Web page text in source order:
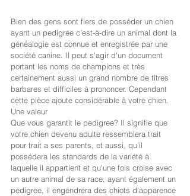
Bien des gens sont fiers de posséder un chien
ayant un pedigree c'est-à-dire un animal dont la
généalogie est connue et enregistrée par une
société canine. Il peut s'agir d'un document
portant les noms de champions et très
certainement aussi un grand nombre de titres
barbares et difficiles à prononcer. Cependant
cette pièce ajoute considérable à votre chien.
Une valeur
Que vous garantit le pedigree? Il signifie que
votre chien devenu adulte ressemblera trait
pour trait a ses parents, et aussi, qu'il
possédera les standards de la variété à
laquelle il appartient et qu'une fois croise avec
un autre animal de sa race, ayant également un
pedigree, il engendrera des chiots d'apparence